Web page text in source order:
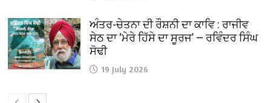
ਅੰਤਰ-ਚੇਤਨਾ ਦੀ ਰੌਸ਼ਨੀ ਦਾ ਕਾਵਿ : ਰਾਜੀਵ
ਸੇਠ ਦਾ ‘ਮੇਰੇ ਹਿੱਸੇ ਦਾ ਸੂਰਜ’ — ਰਵਿੰਦਰ ਸਿੰਘ
ਸੋਢੀ
19 July 2026